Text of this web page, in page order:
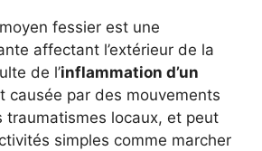
fessier est une
affectant l’extérieur de la
de l’inflammation d’un
causée par des mouvements
traumatismes locaux, et peut
simples comme marcher